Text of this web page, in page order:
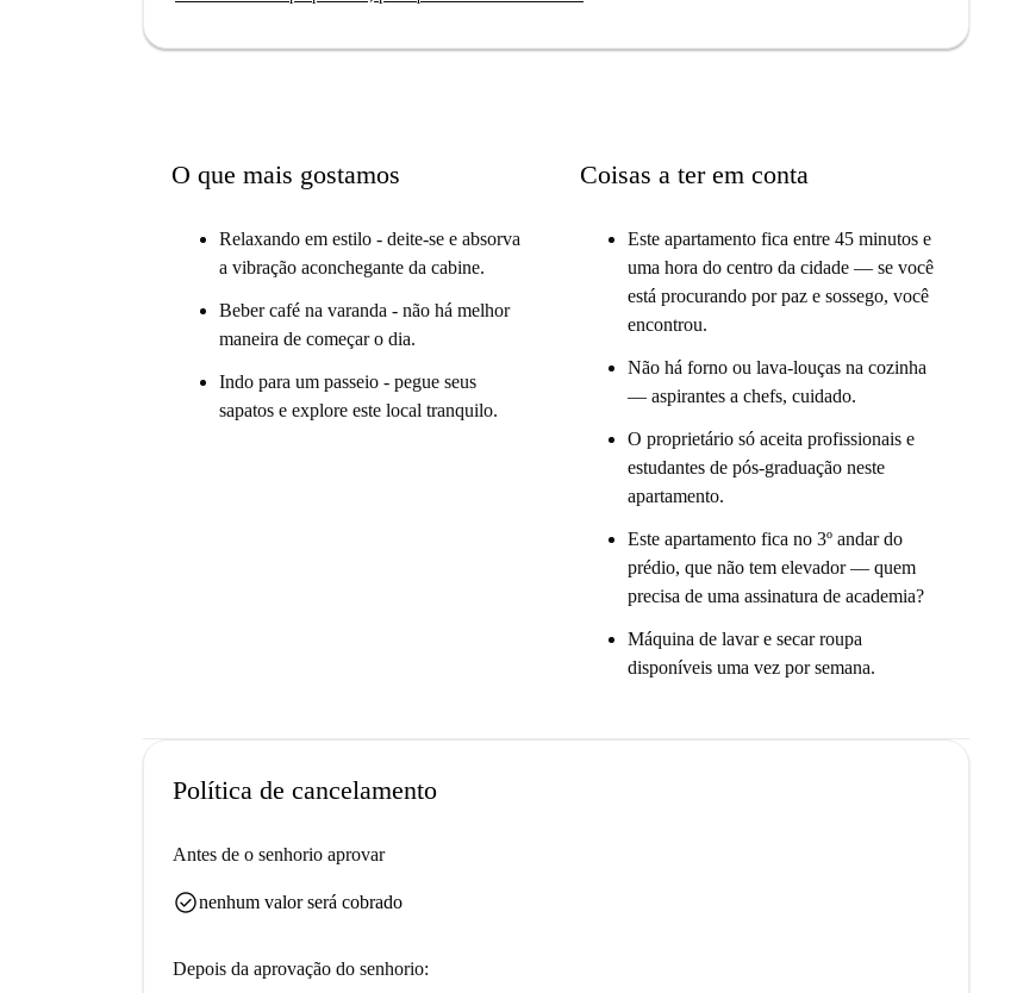
Paramedical e He2B. Você também encontrará opções de fast food como Chemin Vaso e Chez Roger
O que mais gostamos
Relaxando em estilo - deite-se e absorva
a vibração aconchegante da cabine.
Beber café na varanda - não há melhor
maneira de começar o dia.
Indo para um passeio - pegue seus
sapatos e explore este local tranquilo.
Coisas a ter em conta
Este apartamento fica entre 45 minutos e
uma hora do centro da cidade — se você
está procurando por paz e sossego, você
encontrou.
Não há forno ou lava-louças na cozinha
— aspirantes a chefs, cuidado.
O proprietário só aceita profissionais e
estudantes de pós-graduação neste
apartamento.
Este apartamento fica no 3º andar do
prédio, que não tem elevador — quem
precisa de uma assinatura de academia?
Máquina de lavar e secar roupa
disponíveis uma vez por semana.
Política de cancelamento
Antes de o senhorio aprovar
check_circlenenhum valor será cobrado
Depois da aprovação do senhorio: